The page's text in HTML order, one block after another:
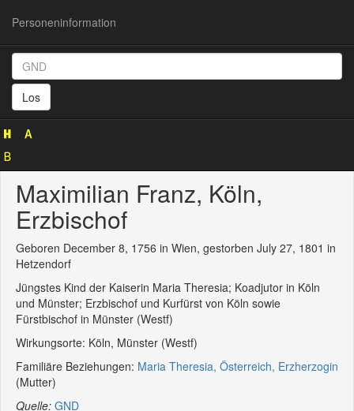
Personeninformation
Los
Personeninformation
118579398)
Maximilian Franz, Köln,
Erzbischof
Geboren December 8, 1756 in Wien, gestorben July 27, 1801 in
Hetzendorf
Jüngstes Kind der Kaiserin Maria Theresia; Koadjutor in Köln
und Münster; Erzbischof und Kurfürst von Köln sowie
Fürstbischof in Münster (Westf)
Wirkungsorte: Köln, Münster (Westf)
Familiäre Beziehungen: Maria Theresia, Österreich, Erzherzogin
(Mutter)
Quelle: GND